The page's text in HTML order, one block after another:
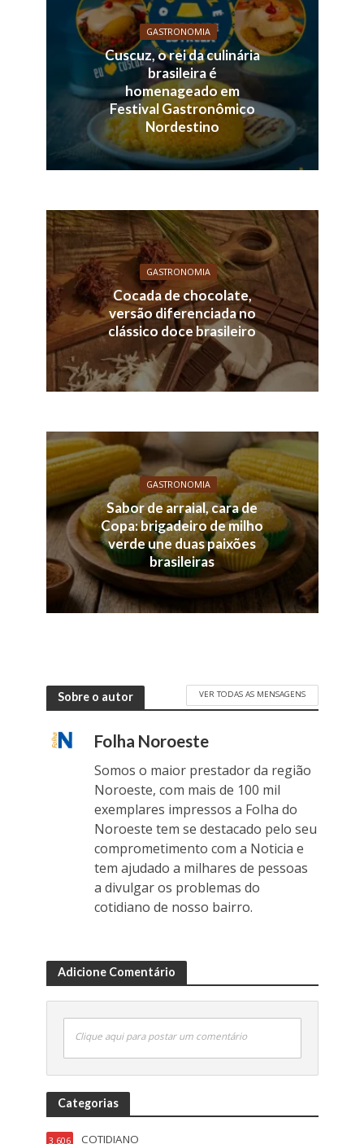
GASTRONOMIA
Cuscuz, o rei da culinária
brasileira é
homenageado em
Festival Gastronômico
Nordestino
GASTRONOMIA
Cocada de chocolate,
versão diferenciada no
clássico doce brasileiro
GASTRONOMIA
Sabor de arraial, cara de
Copa: brigadeiro de milho
verde une duas paixões
brasileiras
Sobre o autor VER TODAS AS MENSAGENS
Folha Noroeste
Somos o maior prestador da região
Noroeste, com mais de 100 mil
exemplares impressos a Folha do
Noroeste tem se destacado pelo seu
comprometimento com a Noticia e
tem ajudado a milhares de pessoas
a divulgar os problemas do
cotidiano de nosso bairro.
Adicione Comentário
Clique aqui para postar um comentário
Categorias
COTIDIANO
3.606